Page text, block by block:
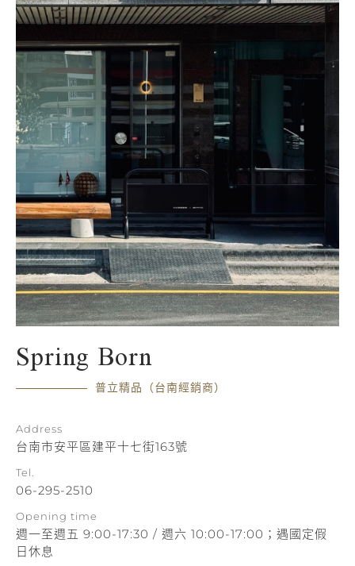
Spring Born
普立精品（台南經銷商）
Address
台南市安平區建平十七街163號
Tel.
06-295-2510
Opening time
週一至週五 9:00-17:30 / 週六 10:00-17:00；遇國定假
日休息